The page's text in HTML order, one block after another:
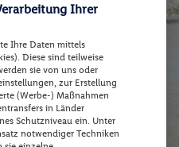
Ihrer
Ihre Daten mittels
Diese sind teilweise
sie von uns oder
zur Erstellung
(Werbe-) Maßnahmen
in Länder
Schutzniveau ein. Unter
notwendiger Techniken